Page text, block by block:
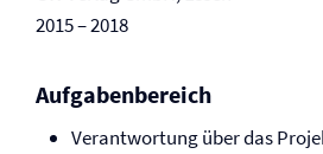
2015 – 2018
Aufgabenbereich
Verantwortung über das